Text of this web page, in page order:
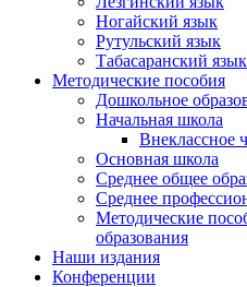
Ногайский язык
Рутульский язык
Табасаранский язык
Методические пособия
Дошкольное
Начальная школа
Внеклассное
Основная школа
Среднее общее
Среднее
Методические
образования
Наши издания
Конференции